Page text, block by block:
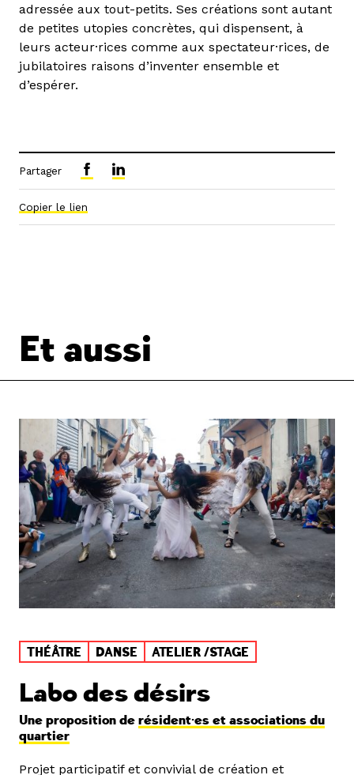
adressée aux tout-petits. Ses créations sont autant
de petites utopies concrètes, qui dispensent, à
leurs acteur·rices comme aux spectateur·rices, de
jubilatoires raisons d’inventer ensemble et
d’espérer.
Partager
Copier le lien
Et aussi
THÉÂTRE DANSE ATELIER /STAGE
Labo des désirs
Une proposition de résident·es et associations du
quartier
Projet participatif et convivial de création et